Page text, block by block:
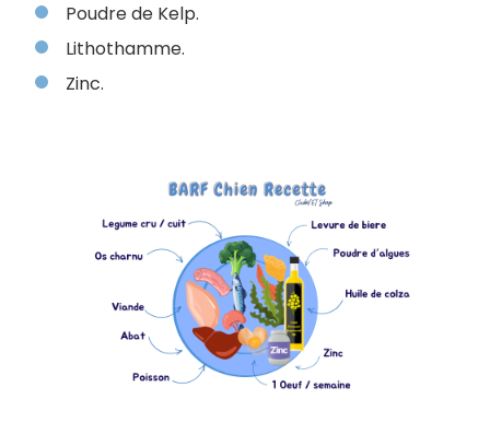
Poudre de Kelp.
Lithothamme.
Zinc.